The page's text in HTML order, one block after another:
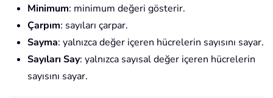
Minimum: minimum değeri gösterir.
Çarpım: sayıları çarpar.
Sayma: yalnızca değer içeren hücrelerin sayısını sayar.
Sayıları Say: yalnızca sayısal değer içeren hücrelerin
sayısını sayar.